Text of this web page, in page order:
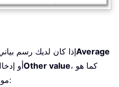
1. إذا كان لديك رسمAverage
أوOther value، كما هو
موضح في لقطة الشاشة التالية: